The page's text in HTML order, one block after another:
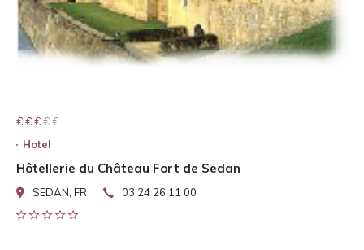
€ € € € €
€ € €
Hotel
Hôtellerie du Château Fort de Sedan
SEDAN, FR 03 24 26 11 00